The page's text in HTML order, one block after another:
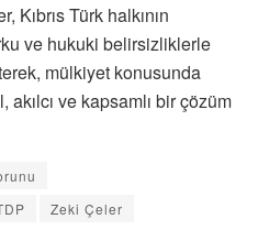
Kıbrıs Türk halkının
ve hukuki belirsizliklerle
mülkiyet konusunda
ve kapsamlı bir çözüm
Zeki Çeler